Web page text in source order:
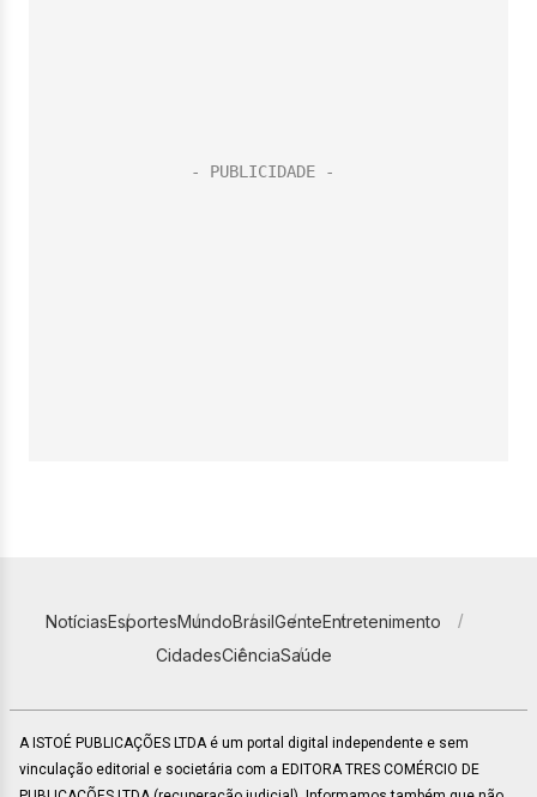
NotíciasEsportesMundoBrasilGenteEntretenimento
CidadesCiênciaSaúde
A ISTOÉ PUBLICAÇÕES LTDA é um portal digital independente e sem
vinculação editorial e societária com a EDITORA TRES COMÉRCIO DE